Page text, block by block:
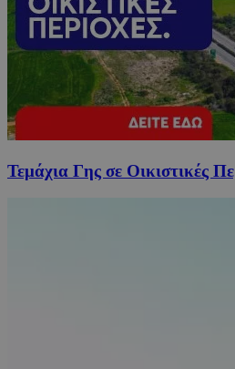
Τεμάχια Γης σε Οικιστικές